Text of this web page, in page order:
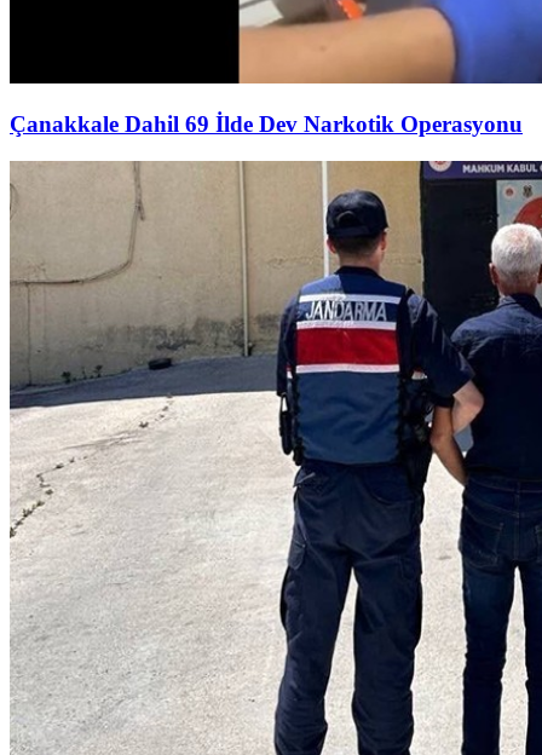
Çanakkale Dahil 69 İlde Dev Narkotik Operasyonu